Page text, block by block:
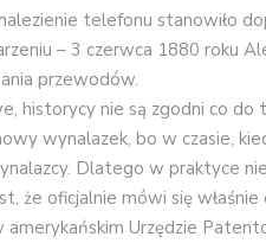
telefonu stanowiło
– 3 czerwca 1880 roku
przewodów.
historycy nie są zgodni co
wynalazek, bo w czasie,
Dlatego w praktyce
że oficjalnie mówi się
amerykańskim Urzędzie